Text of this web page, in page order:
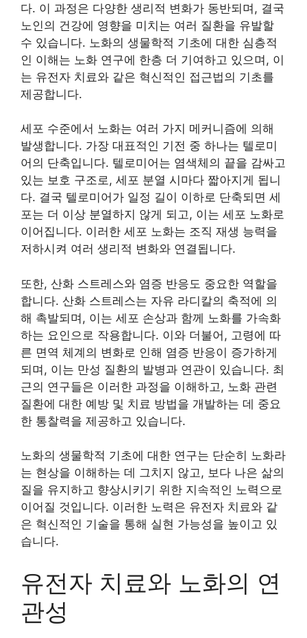
다. 이 과정은 다양한 생리적 변화가 동반되며, 결국
노인의 건강에 영향을 미치는 여러 질환을 유발할
수 있습니다. 노화의 생물학적 기초에 대한 심층적
인 이해는 노화 연구에 한층 더 기여하고 있으며, 이
는 유전자 치료와 같은 혁신적인 접근법의 기초를
제공합니다.
세포 수준에서 노화는 여러 가지 메커니즘에 의해
발생합니다. 가장 대표적인 기전 중 하나는 텔로미
어의 단축입니다. 텔로미어는 염색체의 끝을 감싸고
있는 보호 구조로, 세포 분열 시마다 짧아지게 됩니
다. 결국 텔로미어가 일정 길이 이하로 단축되면 세
포는 더 이상 분열하지 않게 되고, 이는 세포 노화로
이어집니다. 이러한 세포 노화는 조직 재생 능력을
저하시켜 여러 생리적 변화와 연결됩니다.
또한, 산화 스트레스와 염증 반응도 중요한 역할을
합니다. 산화 스트레스는 자유 라디칼의 축적에 의
해 촉발되며, 이는 세포 손상과 함께 노화를 가속화
하는 요인으로 작용합니다. 이와 더불어, 고령에 따
른 면역 체계의 변화로 인해 염증 반응이 증가하게
되며, 이는 만성 질환의 발병과 연관이 있습니다. 최
근의 연구들은 이러한 과정을 이해하고, 노화 관련
질환에 대한 예방 및 치료 방법을 개발하는 데 중요
한 통찰력을 제공하고 있습니다.
노화의 생물학적 기초에 대한 연구는 단순히 노화라
는 현상을 이해하는 데 그치지 않고, 보다 나은 삶의
질을 유지하고 향상시키기 위한 지속적인 노력으로
이어질 것입니다. 이러한 노력은 유전자 치료와 같
은 혁신적인 기술을 통해 실현 가능성을 높이고 있
습니다.
유전자 치료와 노화의 연
관성